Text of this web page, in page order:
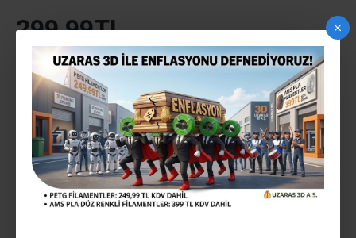
299,99TL
Vergiler Hariç: 249,99TL
Mevcut Seçenekler:
Teslim Tarihi